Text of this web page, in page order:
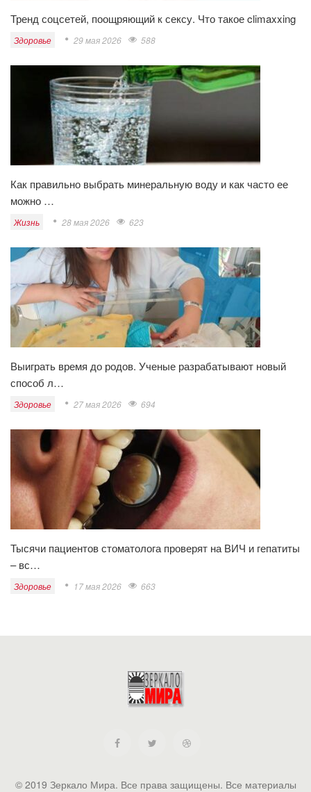
Тренд соцсетей, поощряющий к сексу. Что такое climaxxing
Здоровье 29 мая 2026 588
Как правильно выбрать минеральную воду и как часто ее
можно …
Жизнь 28 мая 2026 623
Выиграть время до родов. Ученые разрабатывают новый
способ л…
Здоровье 27 мая 2026 694
Тысячи пациентов стоматолога проверят на ВИЧ и гепатиты
– вс…
Здоровье 17 мая 2026 663
© 2019 Зеркало Мира. Все права защищены. Все материалы